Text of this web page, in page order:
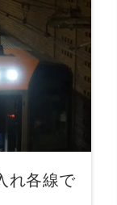
れ各線で